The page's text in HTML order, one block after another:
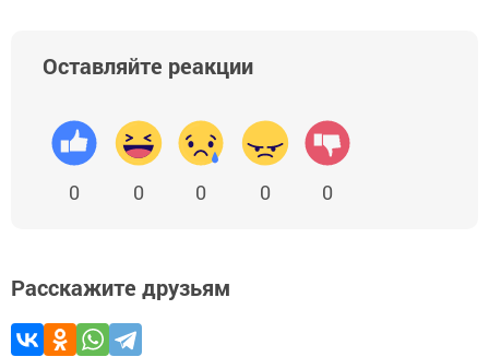
Оставляйте реакции
0 0 0 0 0
Расскажите друзьям